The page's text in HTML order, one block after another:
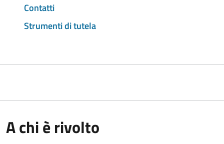
Contatti
Strumenti di tutela
A chi è rivolto